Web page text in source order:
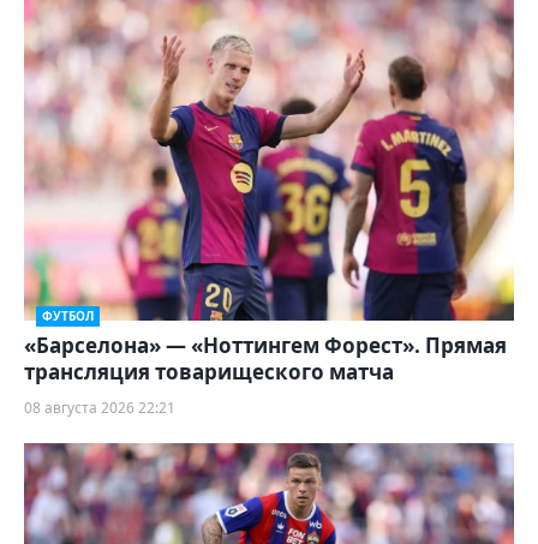
ФУТБОЛ
«Барселона» — «Ноттингем Форест». Прямая
трансляция товарищеского матча
08 августа 2026 22:21